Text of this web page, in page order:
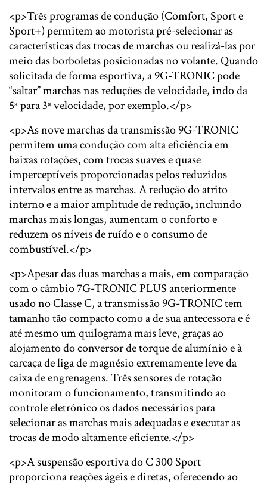
<p>Três programas de condução (Comfort, Sport e
Sport+) permitem ao motorista pré-selecionar as
características das trocas de marchas ou realizá-las por
meio das borboletas posicionadas no volante. Quando
solicitada de forma esportiva, a 9G-TRONIC pode
“saltar” marchas nas reduções de velocidade, indo da
5ª para 3ª velocidade, por exemplo.</p>
<p>As nove marchas da transmissão 9G-TRONIC
permitem uma condução com alta eficiência em
baixas rotações, com trocas suaves e quase
imperceptíveis proporcionadas pelos reduzidos
intervalos entre as marchas. A redução do atrito
interno e a maior amplitude de redução, incluindo
marchas mais longas, aumentam o conforto e
reduzem os níveis de ruído e o consumo de
combustível.</p>
<p>Apesar das duas marchas a mais, em comparação
com o câmbio 7G-TRONIC PLUS anteriormente
usado no Classe C, a transmissão 9G-TRONIC tem
tamanho tão compacto como a de sua antecessora e é
até mesmo um quilograma mais leve, graças ao
alojamento do conversor de torque de alumínio e à
carcaça de liga de magnésio extremamente leve da
caixa de engrenagens. Três sensores de rotação
monitoram o funcionamento, transmitindo ao
controle eletrônico os dados necessários para
selecionar as marchas mais adequadas e executar as
trocas de modo altamente eficiente.</p>
<p>A suspensão esportiva do C 300 Sport
proporciona reações ágeis e diretas, oferecendo ao